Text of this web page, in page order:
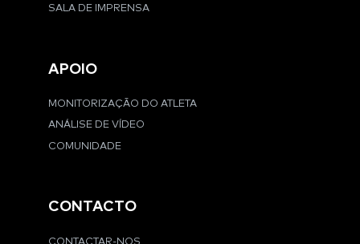
SALA DE IMPRENSA
APOIO
MONITORIZAÇÃO DO ATLETA
ANÁLISE DE VÍDEO
COMUNIDADE
CONTACTO
CONTACTAR-NOS